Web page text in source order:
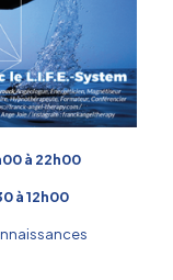
à 22h00
à 12h00